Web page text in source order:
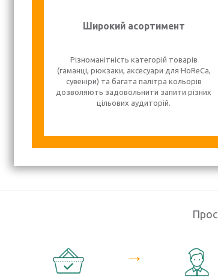
Широкий асортимент
Різноманітність категорій товарів
(гаманці, рюкзаки, аксесуари для HoReCa,
сувеніри) та багата палітра кольорів
дозволяють задовольнити запити різних
цільових аудиторій.
→